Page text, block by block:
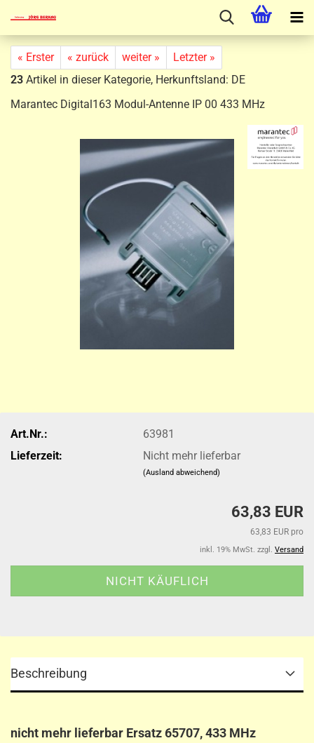
« Erster « zurück weiter »
Letzter »
23 Artikel in dieser Kategorie, Herkunftsland: DE
Marantec Digital163 Modul-Antenne IP 00 433 MHz
Art.Nr.:
63981
Lieferzeit:
Nicht mehr lieferbar
(Ausland abweichend)
63,83 EUR
63,83 EUR pro
inkl. 19% MwSt. zzgl. Versand
Beschreibung
nicht mehr lieferbar Ersatz 65707, 433 MHz